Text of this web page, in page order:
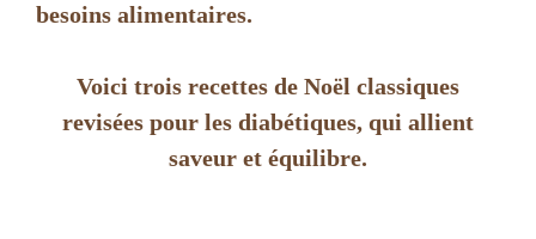
besoins alimentaires.
Voici trois recettes de Noël classiques
revisées pour les diabétiques, qui allient
saveur et équilibre.